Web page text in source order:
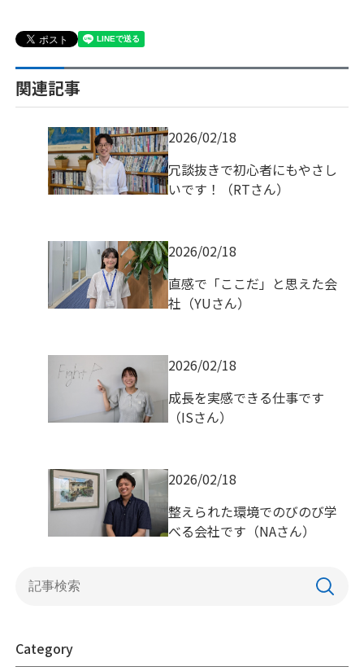
関連記事
2026/02/18
冗談抜きで初心者にもやさし
いです！（RTさん）
2026/02/18
直感で「ここだ」と思えた会
社（YUさん）
2026/02/18
成長を実感できる仕事です
（ISさん）
2026/02/18
整えられた環境でのびのび学
べる会社です（NAさん）
Category